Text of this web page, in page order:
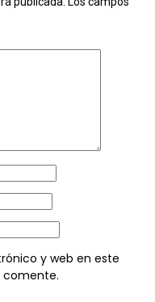
y web en este
comente.